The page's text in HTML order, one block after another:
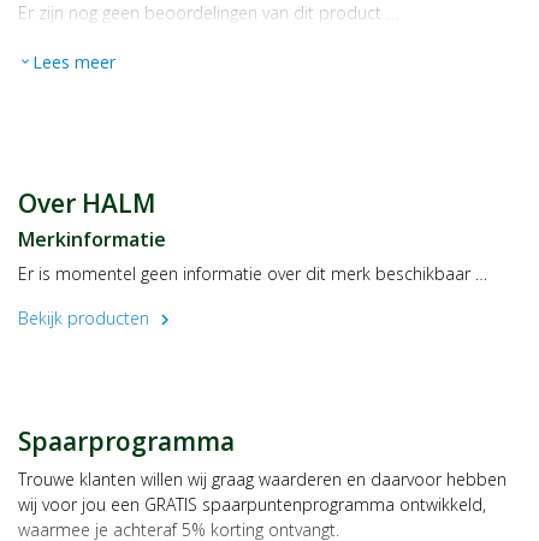
Er zijn nog geen beoordelingen van dit product …
expand_more Lees meer
Over HALM
Merkinformatie
Er is momentel geen informatie over dit merk beschikbaar …
Bekijk producten
chevron_right
Spaarprogramma
Trouwe klanten willen wij graag waarderen en daarvoor hebben
wij voor jou een GRATIS spaarpuntenprogramma ontwikkeld,
waarmee je achteraf 5% korting ontvangt.